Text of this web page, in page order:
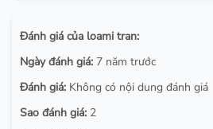
Đánh giá của loami tran:
Ngày đánh giá: 7 năm trước
Đánh giá: Không có nội dung đánh giá
Sao đánh giá: 2